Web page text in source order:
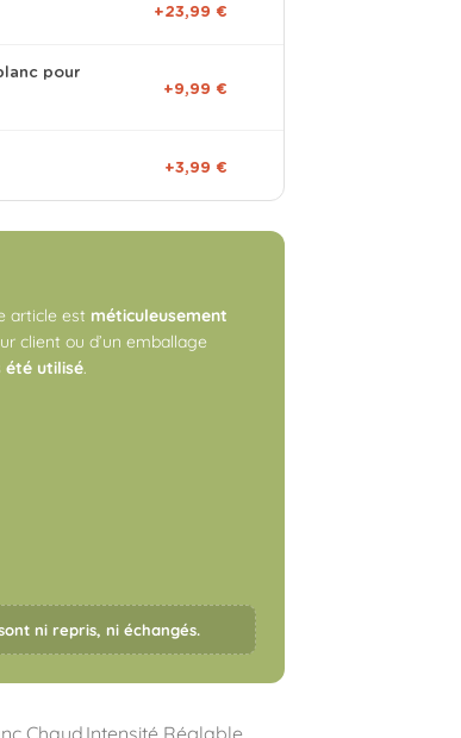
+23,99 €
pour
+9,99 €
+3,99 €
article est méticuleusement
client ou d’un emballage
été utilisé.
ni repris, ni échangés.
Chaud Intensité Réglable